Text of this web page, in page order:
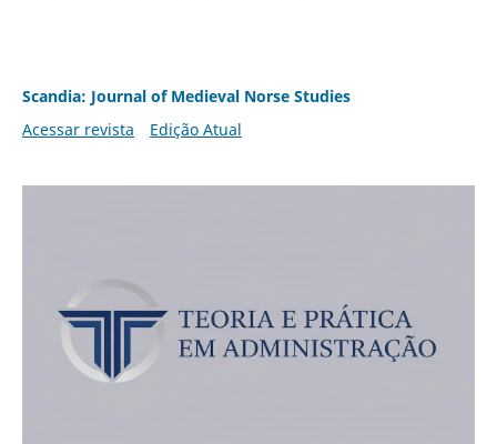
Scandia: Journal of Medieval Norse Studies
Acessar revista
Edição Atual